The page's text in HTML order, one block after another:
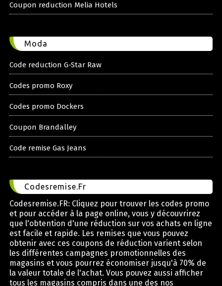
Coupon reduction Melia Hotels
Moda
Code reduction G-Star Raw
Codes promo Roxy
Codes promo Dockers
Coupon Brandalley
Code remise Gas Jeans
Codesremise.Fr
Codesremise.FR: Cliquez pour trouver les codes promo
et pour accéder à la page online, vous y découvrirez
que l'obtention d'une réduction sur vos achats en ligne
est facile et rapide. Les remises que vous pouvez
obtenir avec ces coupons de réduction varient selon
les différentes campagnes promotionnelles des
magasins et vous pourrez économiser jusqu'à 70% de
la valeur totale de l'achat. Vous pouvez aussi afficher
tous les magasins compris dans une des nos